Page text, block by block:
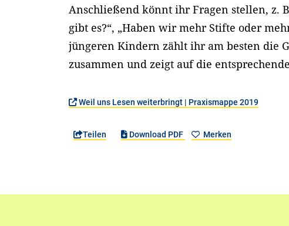
Anschließend könnt ihr Fragen stellen, z.
gibt es?“, „Haben wir mehr Stifte oder
jüngeren Kindern zählt ihr am besten die
zusammen und zeigt auf die
Weil uns Lesen weiterbringt | Praxismappe 2019
Teilen Download PDF Merken